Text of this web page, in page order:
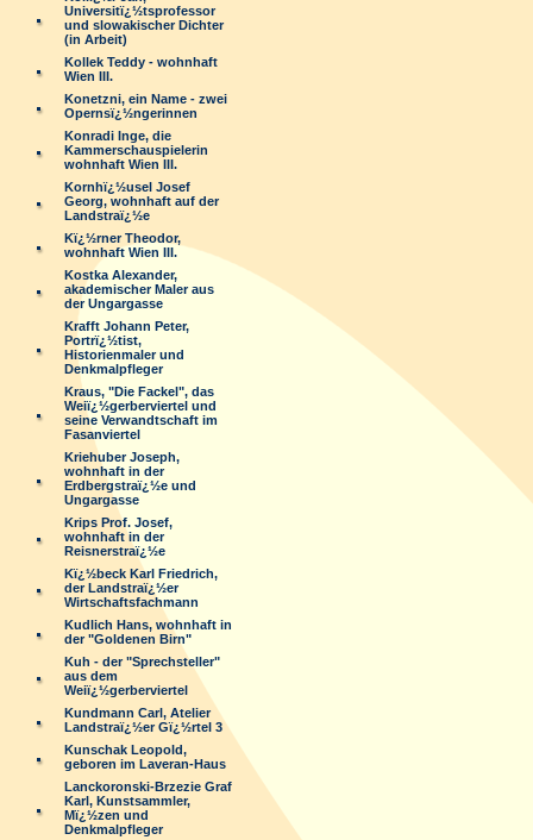
Universitï¿½tsprofessor
und slowakischer Dichter
(in Arbeit)
Kollek Teddy - wohnhaft
Wien III.
Konetzni, ein Name - zwei
Opernsï¿½ngerinnen
Konradi Inge, die
Kammerschauspielerin
wohnhaft Wien III.
Kornhï¿½usel Josef
Georg, wohnhaft auf der
Landstraï¿½e
Kï¿½rner Theodor,
wohnhaft Wien III.
Kostka Alexander,
akademischer Maler aus
der Ungargasse
Krafft Johann Peter,
Portrï¿½tist,
Historienmaler und
Denkmalpfleger
Kraus, "Die Fackel", das
Weiï¿½gerberviertel und
seine Verwandtschaft im
Fasanviertel
Kriehuber Joseph,
wohnhaft in der
Erdbergstraï¿½e und
Ungargasse
Krips Prof. Josef,
wohnhaft in der
Reisnerstraï¿½e
Kï¿½beck Karl Friedrich,
der Landstraï¿½er
Wirtschaftsfachmann
Kudlich Hans, wohnhaft in
der "Goldenen Birn"
Kuh - der "Sprechsteller"
aus dem
Weiï¿½gerberviertel
Kundmann Carl, Atelier
Landstraï¿½er Gï¿½rtel 3
Kunschak Leopold,
geboren im Laveran-Haus
Lanckoronski-Brzezie Graf
Karl, Kunstsammler,
Mï¿½zen und
Denkmalpfleger